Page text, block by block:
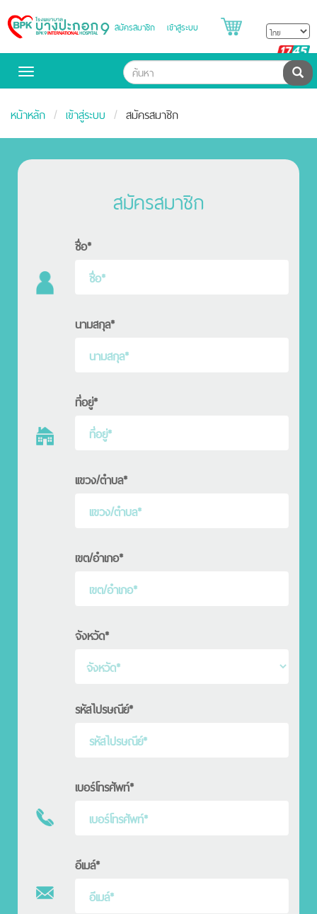
Bangpakok
Hospital
สมัครสมาชิก เข้าสู่ระบบ
Toggle
ค้น
หน้าหลัก เข้าสู่ระบบ สมัครสมาชิก
สมัครสมาชิก
ชื่อ*
นามสกุล*
ที่อยู่*
เเขวง/ตำบล*
เขต/อำเภอ*
จังหวัด*
รหัสไปรษณีย์*
เบอร์โทรศัพท์*
อีเมล์*